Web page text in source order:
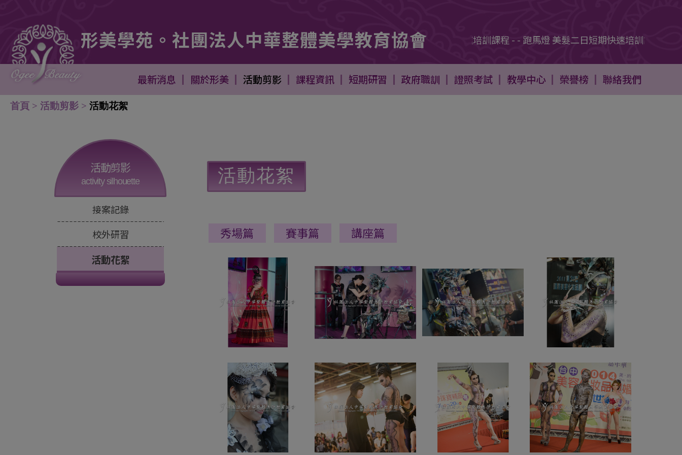
- 跑馬燈 美髮二日短期快速培訓課程 - - 跑馬燈 美髮二日短期快速培訓課程 - - 跑
訓課程 - - 跑馬燈 美髮二日短期快速培訓課程 - - 跑馬燈 美髮二日短期快速培訓課程 -
形美學苑。社團法人中華整體美學教育協會
最新消息 關於形美 活動剪影 課程資訊 短期研習 政府職訓 證照考試 教學中心 榮譽榜 聯絡我們
首頁 活動剪影 活動花絮
活動剪影
activity silhouette
接案記錄
校外研習
活動花絮
活動花絮
秀場篇 賽事篇 講座篇